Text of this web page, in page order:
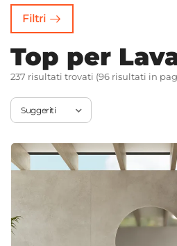
Contenitori
Filtri
Top per
237 risultati trovati (96 risultati in